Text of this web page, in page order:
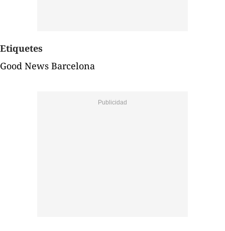
Etiquetes
Good News Barcelona